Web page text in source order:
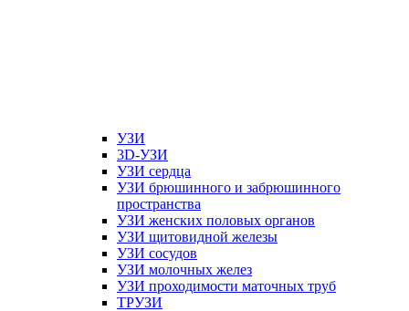
УЗИ
3D-УЗИ
УЗИ сердца
УЗИ брюшинного и забрюшинного
пространства
УЗИ женских половых органов
УЗИ щитовидной железы
УЗИ сосудов
УЗИ молочных желез
УЗИ проходимости маточных труб
ТРУЗИ